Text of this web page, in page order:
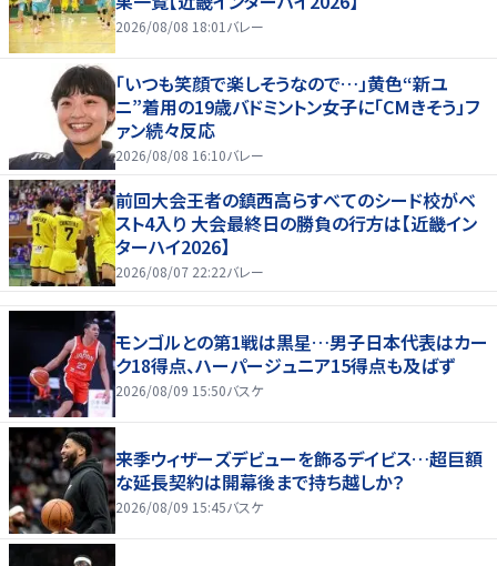
2026/08/08 18:01 バレー
「いつも笑顔で楽しそうなので…」黄色“新ユ
ニ”着用の19歳バドミントン女子に「CMきそう」フ
ァン続々反応
2026/08/08 16:10バレー
前回大会王者の鎮西高らすべてのシード校がベ
スト4入り 大会最終日の勝負の行方は【近畿イン
ターハイ2026】
2026/08/07 22:22バレー
モンゴルとの第1戦は黒星…男子日本代表はカー
ク18得点、ハーパージュニア15得点も及ばず
2026/08/09 15:50バスケ
来季ウィザーズデビューを飾るデイビス…超巨額
な延長契約は開幕後まで持ち越しか？
2026/08/09 15:45バスケ